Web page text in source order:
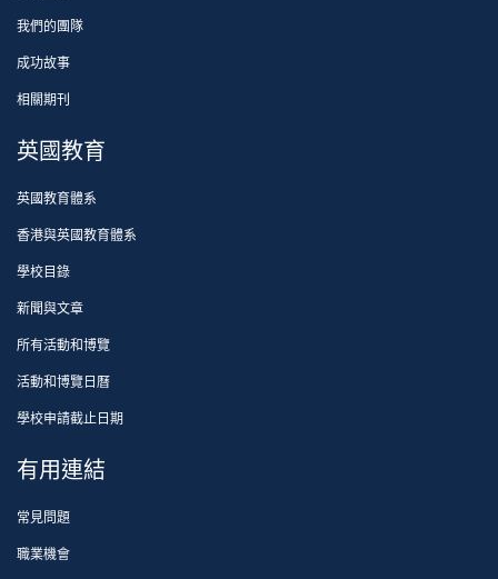
我們的團隊
成功故事
相關期刊
英國教育
英國教育體系
香港與英國教育體系
學校目錄
新聞與文章
所有活動和博覽
活動和博覽日曆
學校申請截止日期
有用連結
常見問題
職業機會